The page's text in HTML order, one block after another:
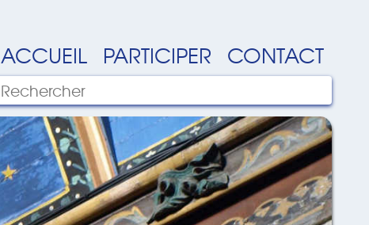
ACCUEIL PARTICIPER CONTACT